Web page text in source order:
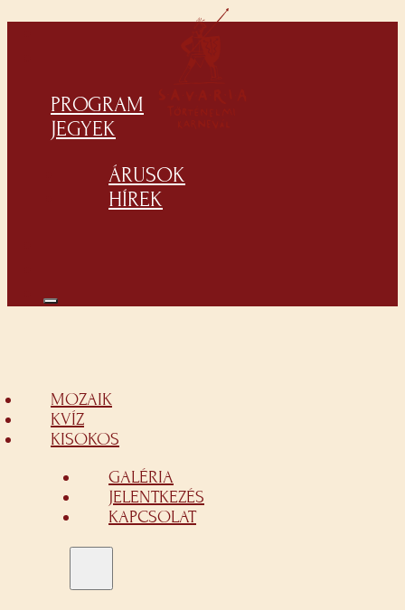
PROGRAM
JEGYEK
ÁRUSOK
HÍREK
MOZAIK
KVÍZ
KISOKOS
GALÉRIA
JELENTKEZÉS
KAPCSOLAT